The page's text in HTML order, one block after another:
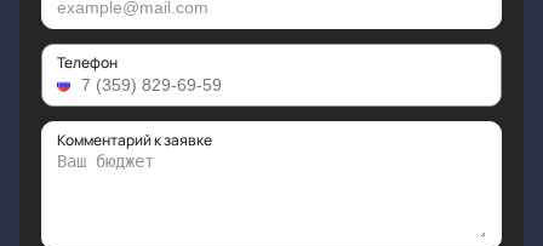
Телефон
Комментарий к заявке